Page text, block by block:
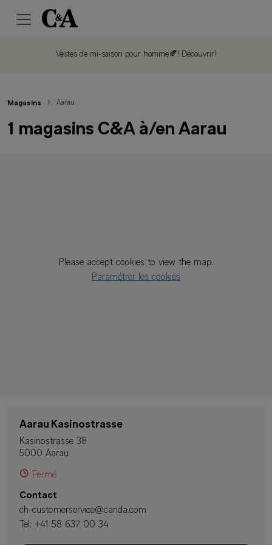
Vestes de mi-saison pour homme🍂! Découvrir!
Please accept cookies to view the map.
Paramétrer les cookies
Magasins Aarau
1 magasins C&A à/en Aarau
Aarau Kasinostrasse
Kasinostrasse 38
5000 Aarau
Fermé
Contact
ch-customerservice@canda.com
Tel: +41 58 637 00 34